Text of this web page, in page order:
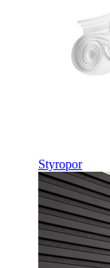
Styropor